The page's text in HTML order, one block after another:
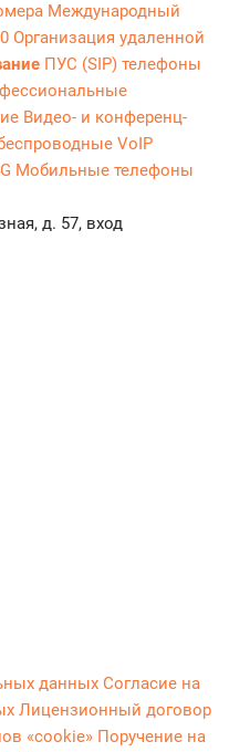
Международный
Организация удаленной
ПУС (SIP) телефоны
Видео- и конференц-
VoIP
Мобильные телефоны
д. 57, вход
данных Согласие на
Лицензионный договор
«cookie» Поручение на